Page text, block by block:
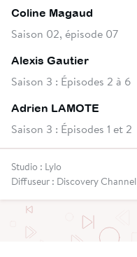
Coline Magaud
Saison 02, épisode 07
Alexis Gautier
Saison 3 : Épisodes 2 à 6
Adrien LAMOTE
Saison 3 : Épisodes 1 et 2
Studio : Lylo
Diffuseur : Discovery Channel